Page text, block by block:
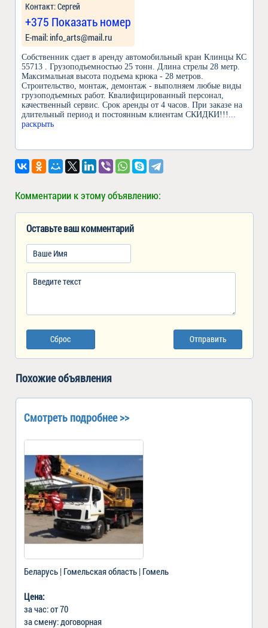
Контакт: Сергей
+375 Показать номер
Е-mail: info_arts@mail.ru
Собственник сдает в аренду автомобильный кран Клинцы КС
55713 . Грузоподъемностью 25 тонн. Длина стрелы 28 метр.
Максимальная высота подъема крюка - 28 метров.
Строительство, монтаж, демонтаж - выполняем любые виды
грузоподъемных работ. Квалифицированный персонал,
качественный сервис. Срок аренды от 4 часов. При заказе на
длительный период и постоянным клиентам СКИДКИ!!! ...
раскрыть
Комментарии к этому объявлению:
Оставьте ваш комментарий
Сброс Отправить
Похожие объявления
Смотреть подробнее >>
Беларусь | Гомельская область | Гомель
Цена:
за час: от 70
за смену: договорная